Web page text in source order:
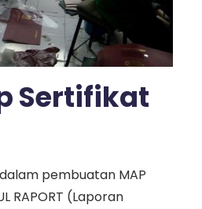
Sertifikat
pembuatan MAP
RAPORT (Laporan